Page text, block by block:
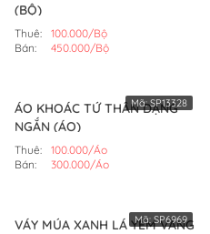
(BỘ)
Thuê:
100.000/Bộ
Bán:
450.000/Bộ
ÁO KHOÁC TỨ THÂN DẠNG
NGẮN (ÁO)
Thuê:
100.000/Áo
Bán:
300.000/Áo
Mã:SP13328
VÁY MÚA XANH LÁ YẾM VÀNG
Mã:SP6969